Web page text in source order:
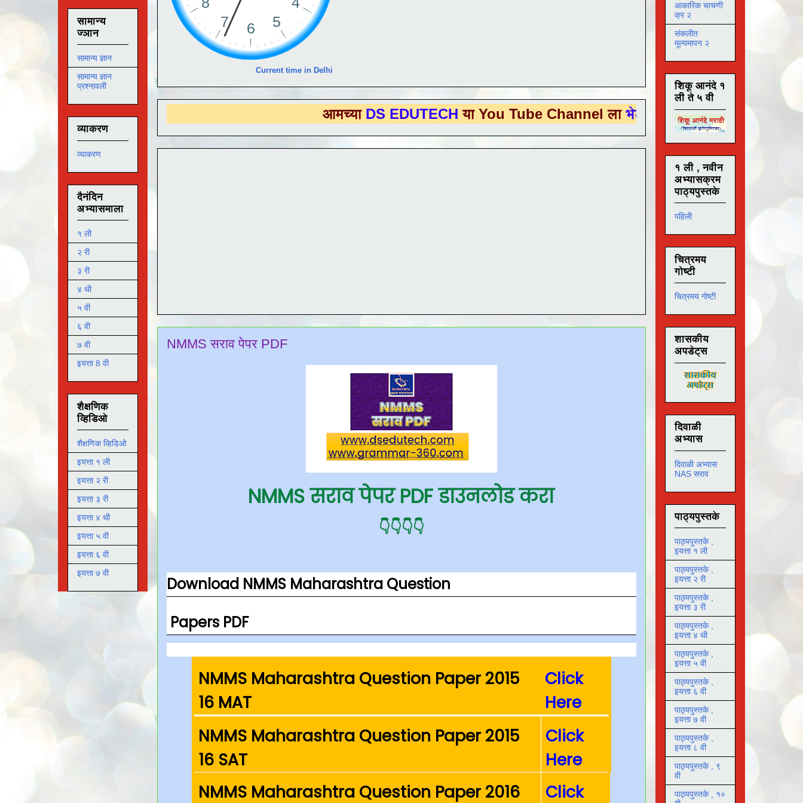
Current time in Delhi
DS EDUTECHया You Tube Channel लाभेट देण्यासाठी येथे क्लिक करा .
NMMS सराव पेपर PDF
NMMS सराव पेपर PDF डाउनलोड करा
👇👇👇👇
Download NMMS Maharashtra Question
Papers PDF
NMMS Maharashtra Question Paper 2015
16 MAT
Click
Here
NMMS Maharashtra Question Paper 2015
16 SAT
Click
Here
NMMS Maharashtra Question Paper 2016
Click
सामान्य
ज्ञान
सामान्य ज्ञान
सामान्य ज्ञान
प्रश्नावली
व्याकरण
व्याकरण
दैनंदिन
अभ्यासमाला
१ ली
२ री
३ री
४ थी
५ वी
६ वी
७ वी
इयत्ता 8 वी
शैक्षणिक
व्हिडिओ
शैक्षणिक व्हिडिओ
इयत्ता १ ली
इयत्ता २ री
इयत्ता ३ री
इयत्ता ४ थी
इयत्ता ५ वी
इयत्ता ६ वी
इयत्ता ७ वी
आकारिक चाचणी
क्र २
संकलीत
मूल्यमापन २
शिकू आनंदे १
ली ते ५ वी
१ ली , नवीन
अभ्यासक्रम
पाठ्यपुस्तके
पहिली
चित्रमय
गोष्टी
चित्रमय गोष्टी
शासकीय
अपडेट्स
दिवाळी
अभ्यास
दिवाळी अभ्यास
NAS सराव
पाठ्यपुस्तके
पाठ्यपुस्तके ,
इयत्ता १ ली
पाठ्यपुस्तके ,
इयत्ता २ री
पाठ्यपुस्तके ,
इयत्ता ३ री
पाठ्यपुस्तके ,
इयत्ता ४ थी
पाठ्यपुस्तके ,
इयत्ता ५ वी
पाठ्यपुस्तके ,
इयत्ता ६ वी
पाठ्यपुस्तके ,
इयत्ता ७ वी
पाठ्यपुस्तके ,
इयत्ता ८ वी
पाठ्यपुस्तके , ९
वी
पाठ्यपुस्तके , १०